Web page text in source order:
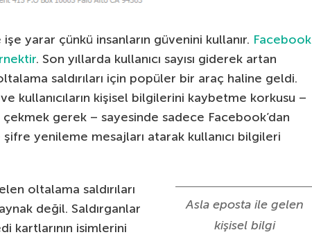
işe yarar çünkü insanların güvenini kullanır. Facebook
. Son yıllarda kullanıcı sayısı giderek artan
saldırıları için popüler bir araç haline geldi.
kullanıcıların kişisel bilgilerini kaybetme korkusu –
gerek – sayesinde sadece Facebook’dan
yenileme mesajları atarak kullanıcı bilgileri
Asla eposta ile gelen
kişisel bilgi
oltalama saldırıları
değil. Saldırganlar
kartlarının isimlerini